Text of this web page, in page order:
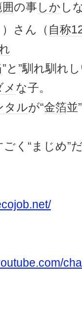
の事 しか し
さん（ 自称
”と”馴れ馴れ
メ な子。
タルが“金箔並
く“まじめ”